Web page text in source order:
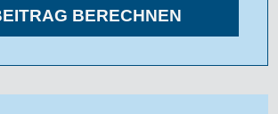
BERECHNEN